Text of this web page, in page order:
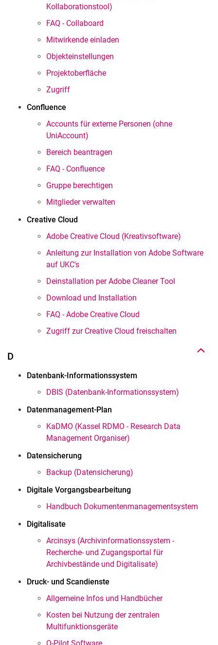
Kollaborationstool)
FAQ - Collaboard
Mitwirkende einladen
Objekteinstellungen
Projektoberfläche
Zugriff
Confluence
Accounts für externe Personen (ohne
UniAccount)
Bereich beantragen
FAQ - Confluence
Gruppe berechtigen
Mitglieder verwalten
Creative Cloud
Adobe Creative Cloud (Kreativsoftware)
Anleitung zur Installation von Adobe Software
auf UKC's
Deinstallation per Adobe Cleaner Tool
Download und Installation
FAQ - Adobe Creative Cloud
Zugriff zur Creative Cloud freischalten
D
Datenbank-Informationssystem
DBIS (Datenbank-Informationssystem)
Datenmanagement-Plan
KaDMO (Kassel RDMO - Research Data
Management Organiser)
Datensicherung
Backup (Datensicherung)
Digitale Vorgangsbearbeitung
Handbuch Dokumentenmanagementsystem
Digitalisate
Arcinsys (Archivinformationssystem -
Recherche- und Zugangsportal für
Archivbestände und Digitalisate)
Druck- und Scandienste
Allgemeine Infos und Handbücher
Kosten bei Nutzung der zentralen
Multifunktionsgeräte